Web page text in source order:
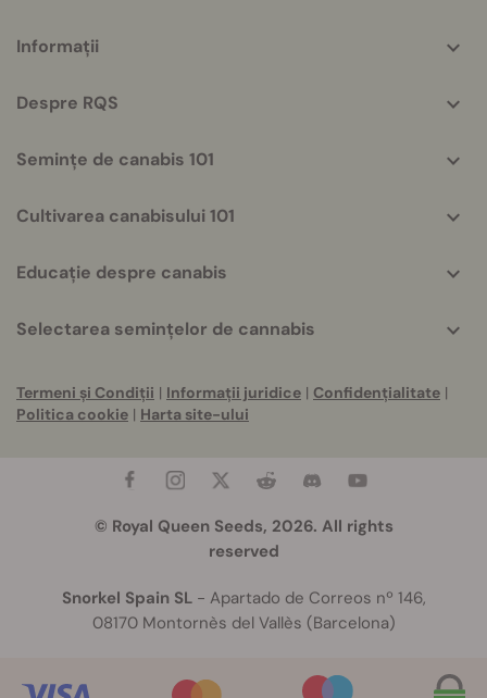
helpful
Informații
Despre RQS
Semințe de canabis 101
Cultivarea canabisului 101
Educație despre canabis
Selectarea semințelor de cannabis
Termeni și Condiții | Informații juridice | Confidențialitate |
Politica cookie | Harta site-ului
© Royal Queen Seeds, 2026. All rights
reserved
Snorkel Spain SL- Apartado de Correos nº 146,
08170 Montornès del Vallès (Barcelona)